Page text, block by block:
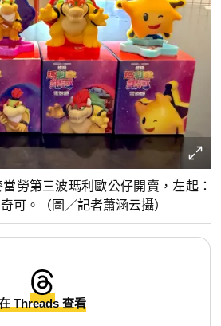
勞第三波瑪利歐公仔開賣，左起：
可。（圖／記者蕭涵云攝）
Threads 查看